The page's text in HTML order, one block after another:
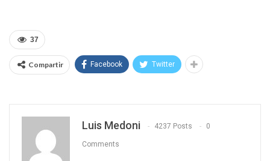
37
Compartir Facebook Twitter
Luis Medoni 4237 Posts 0
Comments